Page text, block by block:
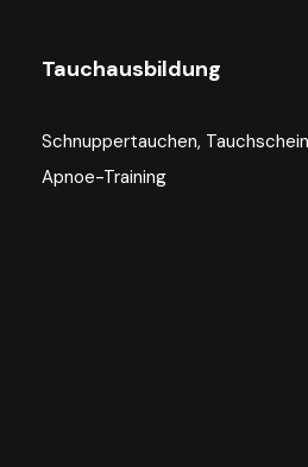
Tauchausbildung
Schnuppertauchen,
Apnoe-Training